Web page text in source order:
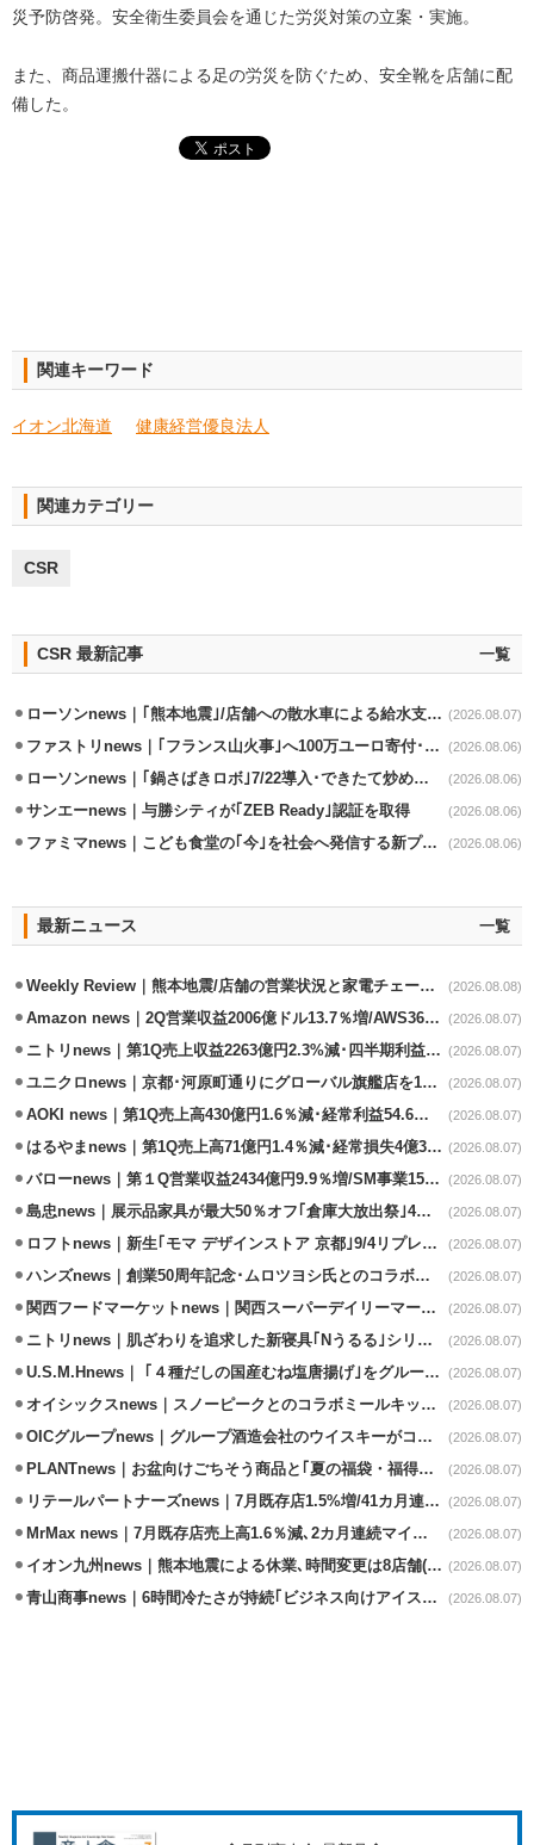
災予防啓発。安全衛生委員会を通じた労災対策の立案・実施。
また、商品運搬什器による足の労災を防ぐため、安全靴を店舗に配
備した。
関連キーワード
イオン北海道 健康経営優良法人
関連カテゴリー
CSR
CSR 最新記事 一覧
ローソンnews｜｢熊本地震｣/店舗への散水車による給水支援を開始 (2026.08.07)
ファストリnews｜｢フランス山火事｣へ100万ユーロ寄付･衣料5万点も提供 (2026.08.06)
ローソンnews｜｢鍋さばきロボ｣7/22導入･できたて炒めメニューを提供 (2026.08.06)
サンエーnews｜与勝シティが｢ZEB Ready｣認証を取得 (2026.08.06)
ファミマnews｜こども食堂の｢今｣を社会へ発信する新プロジェクト始動 (2026.08.06)
最新ニュース 一覧
Weekly Review｜熊本地震/店舗の営業状況と家電チェーンの支援策 (2026.08.08)
Amazon news｜2Q営業収益2006億ドル13.7％増/AWS36.8％％増が貢献 (2026.08.07)
ニトリnews｜第1Q売上収益2263億円2.3%減･四半期利益1.4％減 (2026.08.07)
ユニクロnews｜京都･河原町通りにグローバル旗艦店を11/6開設 (2026.08.07)
AOKI news｜第1Q売上高430億円1.6％減･経常利益54.6％減 (2026.08.07)
はるやまnews｜第1Q売上高71億円1.4％減･経常損失4億3800万円 (2026.08.07)
バローnews｜第１Q営業収益2434億円9.9％増/SM事業15.5％増と絶好調 (2026.08.07)
島忠news｜展示品家具が最大50％オフ｢倉庫大放出祭｣4店舗限定で開催 (2026.08.07)
ロフトnews｜新生｢モマ デザインストア 京都｣9/4リプレイスオープン (2026.08.07)
ハンズnews｜創業50周年記念･ムロツヨシ氏とのコラボ企画｢ムロハンズ｣開催 (2026.08.07)
関西フードマーケットnews｜関西スーパーデイリーマート蒲生店8/7改装 (2026.08.07)
ニトリnews｜肌ざわりを追求した新寝具｢Nうるる｣シリーズを発売 (2026.08.07)
U.S.M.Hnews｜ ｢４種だしの国産むね塩唐揚げ｣をグループ610店で共同販促 (2026.08.07)
オイシックスnews｜スノーピークとのコラボミールキット8/13発売 (2026.08.07)
OICグループnews｜グループ酒造会社のウイスキーがコンペティション受賞 (2026.08.07)
PLANTnews｜お盆向けごちそう商品と｢夏の福袋・福得カート｣8/8から開催 (2026.08.07)
リテールパートナーズnews｜7月既存店1.5%増/41カ月連続増 (2026.08.07)
MrMax news｜7月既存店売上高1.6％減､2カ月連続マイナス (2026.08.07)
イオン九州news｜熊本地震による休業､時間変更は8店舗(8/7時点) (2026.08.07)
青山商事news｜6時間冷たさが持続｢ビジネス向けアイスベスト｣発売 (2026.08.07)